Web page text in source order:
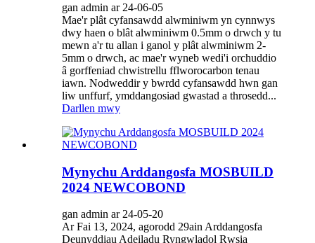
gan admin ar 24-06-05
Mae'r plât cyfansawdd alwminiwm yn cynnwys
dwy haen o blât alwminiwm 0.5mm o drwch y tu
mewn a'r tu allan i ganol y plât alwminiwm 2-
5mm o drwch, ac mae'r wyneb wedi'i orchuddio
â gorffeniad chwistrellu fflworocarbon tenau
iawn. Nodweddir y bwrdd cyfansawdd hwn gan
liw unffurf, ymddangosiad gwastad a throsedd...
Darllen mwy
Mynychu Arddangosfa MOSBUILD
2024 NEWCOBOND
gan admin ar 24-05-20
Ar Fai 13, 2024, agorodd 29ain Arddangosfa
Deunyddiau Adeiladu Ryngwladol Rwsia